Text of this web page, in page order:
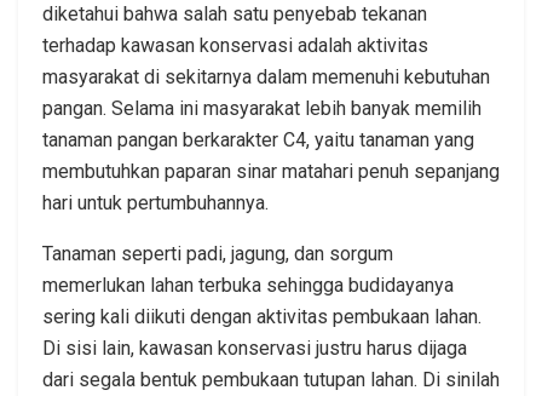
diketahui bahwa salah satu penyebab tekanan
terhadap kawasan konservasi adalah aktivitas
masyarakat di sekitarnya dalam memenuhi kebutuhan
pangan. Selama ini masyarakat lebih banyak memilih
tanaman pangan berkarakter C4, yaitu tanaman yang
membutuhkan paparan sinar matahari penuh sepanjang
hari untuk pertumbuhannya.
Tanaman seperti padi, jagung, dan sorgum
memerlukan lahan terbuka sehingga budidayanya
sering kali diikuti dengan aktivitas pembukaan lahan.
Di sisi lain, kawasan konservasi justru harus dijaga
dari segala bentuk pembukaan tutupan lahan. Di sinilah